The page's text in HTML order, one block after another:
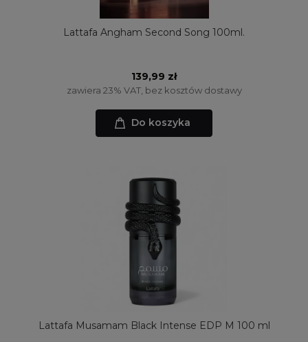
Lattafa Angham Second Song 100ml.
139,99 zł
zawiera 23% VAT, bez kosztów dostawy
Do koszyka
Lattafa Musamam Black Intense EDP M 100 ml